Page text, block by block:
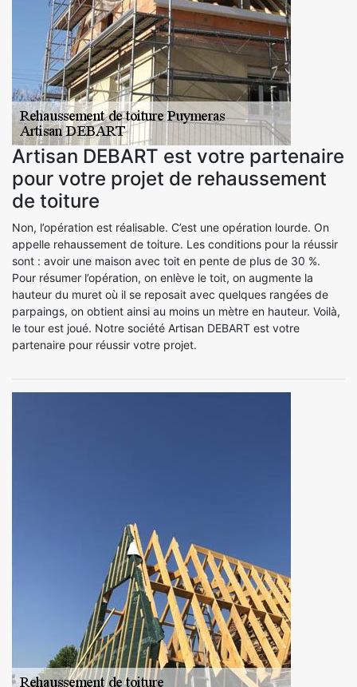
Artisan DEBART est votre partenaire
pour votre projet de rehaussement
de toiture
Non, l’opération est réalisable. C’est une opération lourde. On
appelle rehaussement de toiture. Les conditions pour la réussir
sont : avoir une maison avec toit en pente de plus de 30 %.
Pour résumer l’opération, on enlève le toit, on augmente la
hauteur du muret où il se reposait avec quelques rangées de
parpaings, on obtient ainsi au moins un mètre en hauteur. Voilà,
le tour est joué. Notre société Artisan DEBART est votre
partenaire pour réussir votre projet.